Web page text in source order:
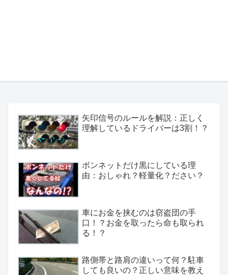
矢印信号のルールを解説：正しく
理解しているドライバーは3割！？
ボンネットだけ黒にしている理
由：おしゃれ？軽量化？ださい？
車にお金を挟むのは窃盗団の手
口！？お金を取ったら命も取られ
る！？
路側帯と路肩の違いって何？駐車
しても良いの？正しい意味を教え